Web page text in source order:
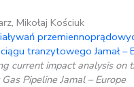
Mikołaj Kościuk
tranzytowego Jamał –
current impact analysis on
Pipeline Jamal – Europe